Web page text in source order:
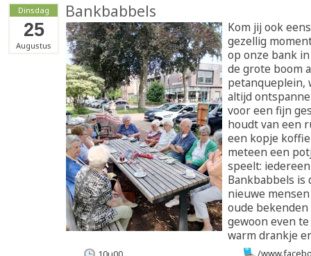
Dinsdag
25
Augustus
Bankbabbels
Kom jij ook
gezellig
op onze bank
de grote boom
petanqueplein,
altijd
voor een fijn
houdt van een
een kopje
meteen een
speelt:
Bankbabbels is
nieuwe
oude
gewoon even
warm drankje
/